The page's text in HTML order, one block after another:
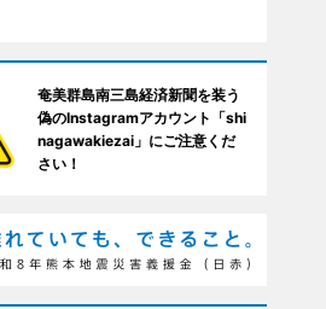
奄美群島南三島経済新聞を装う
偽のInstagramアカウント「shi
nagawakiezai」にご注意くだ
さい！